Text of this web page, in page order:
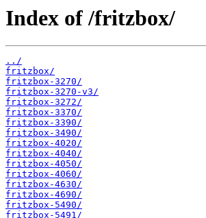
Index of /fritzbox/
../
fritzbox/
fritzbox-3270/
fritzbox-3270-v3/
fritzbox-3272/
fritzbox-3370/
fritzbox-3390/
fritzbox-3490/
fritzbox-4020/
fritzbox-4040/
fritzbox-4050/
fritzbox-4060/
fritzbox-4630/
fritzbox-4690/
fritzbox-5490/
fritzbox-5491/